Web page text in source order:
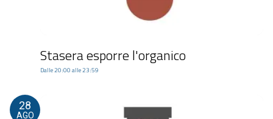
Stasera esporre l'organico
Dalle 20:00 alle 23:59
28
AGO